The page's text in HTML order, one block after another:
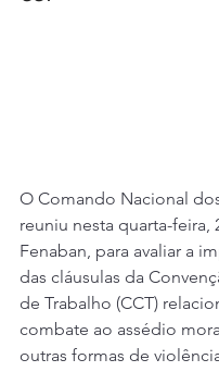
O Comando Nacional
reuniu nesta quarta-feira,
Fenaban, para avaliar a
das cláusulas da
de Trabalho (CCT)
combate ao assédio
outras formas de